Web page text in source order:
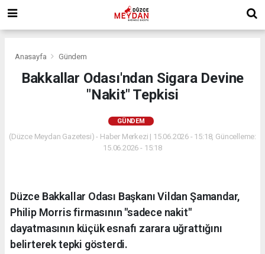
Anasayfa Gündem
Bakkallar Odası'ndan Sigara Devine
"Nakit" Tepkisi
GÜNDEM
(Düzce Meydan Gazetesi) - Haber Merkezi | 15.06.2026 - 15:18, Güncelleme:
15.06.2026 - 15:18
Düzce Bakkallar Odası Başkanı Vildan Şamandar,
Philip Morris firmasının "sadece nakit"
dayatmasının küçük esnafı zarara uğrattığını
belirterek tepki gösterdi.